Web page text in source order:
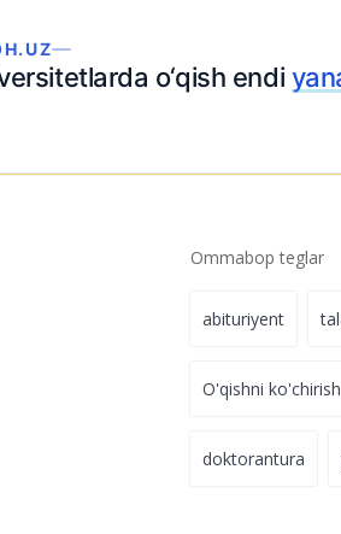
2026 da 5 ta medalni qo‘lga kiritdi